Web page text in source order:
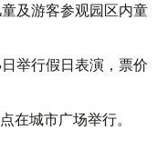
及游客参观园区内童
举行假日表演，票价
在城市广场举行。